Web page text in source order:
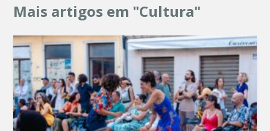
Mais artigos em "Cultura"